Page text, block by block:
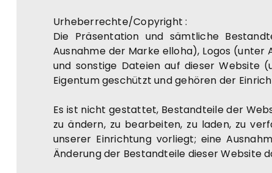
Urheberrechte/Copyright :
Die Präsentation und sämtliche
Ausnahme der Marke elloha), Logos (unter
und sonstige Dateien auf dieser Website
Eigentum geschützt und gehören der
Es ist nicht gestattet, Bestandteile der
zu ändern, zu bearbeiten, zu laden, zu
unserer Einrichtung vorliegt; eine
Änderung der Bestandteile dieser Website